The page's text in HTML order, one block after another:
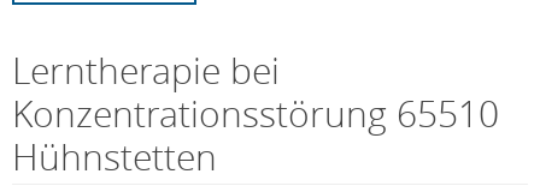
Lerntherapie bei
Konzentrationsstörung 65510
Hühnstetten